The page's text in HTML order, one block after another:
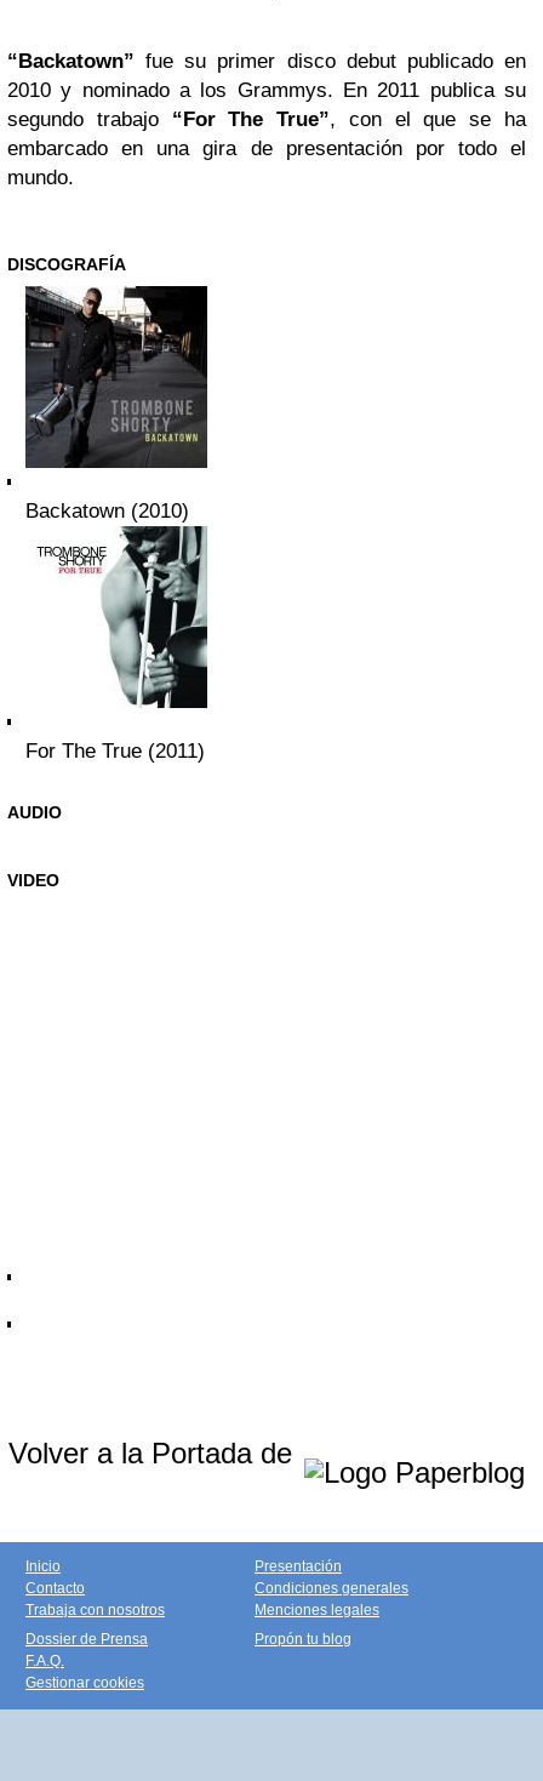
“Backatown” fue su primer disco debut publicado en
2010 y nominado a los Grammys. En 2011 publica su
segundo trabajo “For The True”, con el que se ha
embarcado en una gira de presentación por todo el
mundo.
DISCOGRAFÍA
Backatown (2010)
For The True (2011)
AUDIO
VIDEO
Volver a la Portada de
Inicio
Contacto
Trabaja con nosotros
Presentación
Condiciones generales
Menciones legales
Dossier de Prensa
F.A.Q.
Gestionar cookies
Propón tu blog